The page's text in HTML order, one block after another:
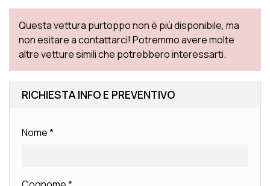
Questa vettura purtoppo non è più disponibile, ma
non esitare a contattarci! Potremmo avere molte
altre vetture simili che potrebbero interessarti.
RICHIESTA INFO E PREVENTIVO
Nome*